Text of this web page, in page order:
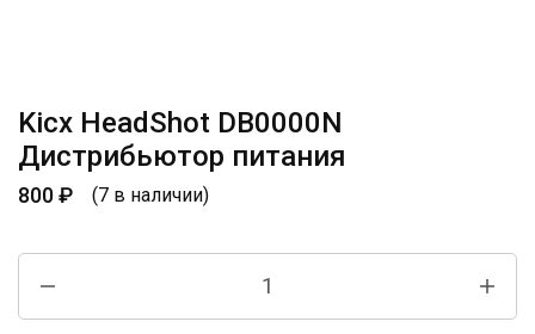
Kicx HeadShot DB0000N
Дистрибьютор питания
800₽ (7 в наличии)